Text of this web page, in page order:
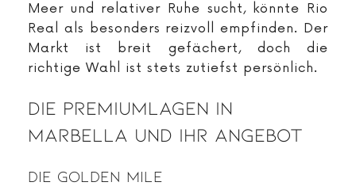
Meer und relativer Ruhe sucht, könnte Rio
Real als besonders reizvoll empfinden. Der
Markt ist breit gefächert, doch die
richtige Wahl ist stets zutiefst persönlich.
Die Premiumlagen In
Marbella Und Ihr Angebot
Die Golden Mile